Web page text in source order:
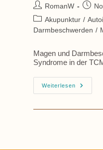
Beitrags-
Autor:
RomanW
Beitrags-
Kategorie:
Akupunktur /
Darmbeschwerden /
Magen und
Syndrome in der
Weiterlesen
Magen-
/